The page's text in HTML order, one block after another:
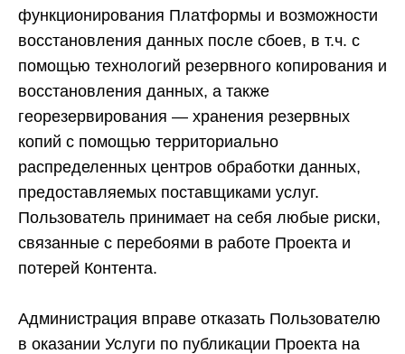
функционирования Платформы и возможности
восстановления данных после сбоев, в т.ч. с
помощью технологий резервного копирования и
восстановления данных, а также
георезервирования — хранения резервных
копий с помощью территориально
распределенных центров обработки данных,
предоставляемых поставщиками услуг.
Пользователь принимает на себя любые риски,
связанные с перебоями в работе Проекта и
потерей Контента.
Администрация вправе отказать Пользователю
в оказании Услуги по публикации Проекта на